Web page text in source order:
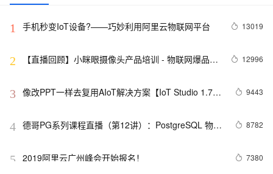
1 手机秒变IoT设备?——巧妙利用阿里云物联网平台 13019
2
【直播回顾】小眯眼摄像头产品培训 - 物联网爆品推
12996
3 像改PPT一样去复用AIoT解决方案【IoT Studio 1.7上
9443
4 德哥PG系列课程直播（第12讲）：PostgreSQL 物联
8782
5 2019阿里云广州峰会开始报名！ 7380